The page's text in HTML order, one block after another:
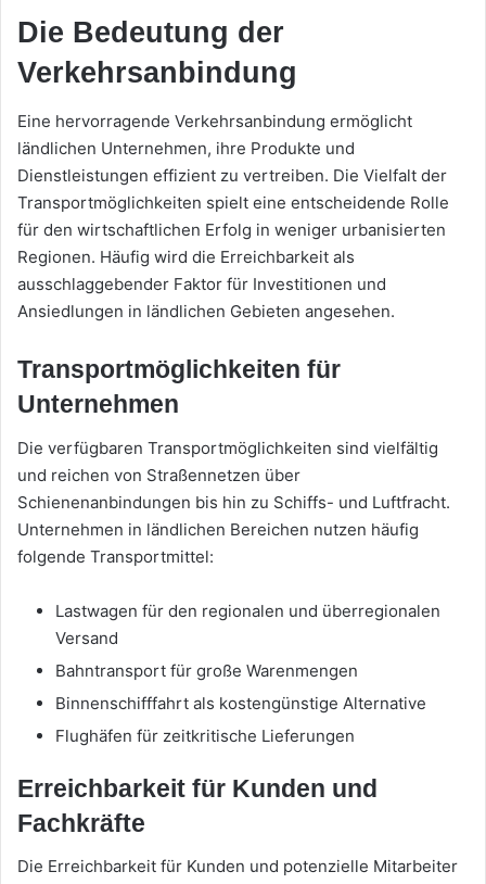
Die Bedeutung der
Verkehrsanbindung
Eine hervorragende Verkehrsanbindung ermöglicht
ländlichen Unternehmen, ihre Produkte und
Dienstleistungen effizient zu vertreiben. Die Vielfalt der
Transportmöglichkeiten spielt eine entscheidende Rolle
für den wirtschaftlichen Erfolg in weniger urbanisierten
Regionen. Häufig wird die Erreichbarkeit als
ausschlaggebender Faktor für Investitionen und
Ansiedlungen in ländlichen Gebieten angesehen.
Transportmöglichkeiten für
Unternehmen
Die verfügbaren Transportmöglichkeiten sind vielfältig
und reichen von Straßennetzen über
Schienenanbindungen bis hin zu Schiffs- und Luftfracht.
Unternehmen in ländlichen Bereichen nutzen häufig
folgende Transportmittel:
Lastwagen für den regionalen und überregionalen
Versand
Bahntransport für große Warenmengen
Binnenschifffahrt als kostengünstige Alternative
Flughäfen für zeitkritische Lieferungen
Erreichbarkeit für Kunden und
Fachkräfte
Die Erreichbarkeit für Kunden und potenzielle Mitarbeiter